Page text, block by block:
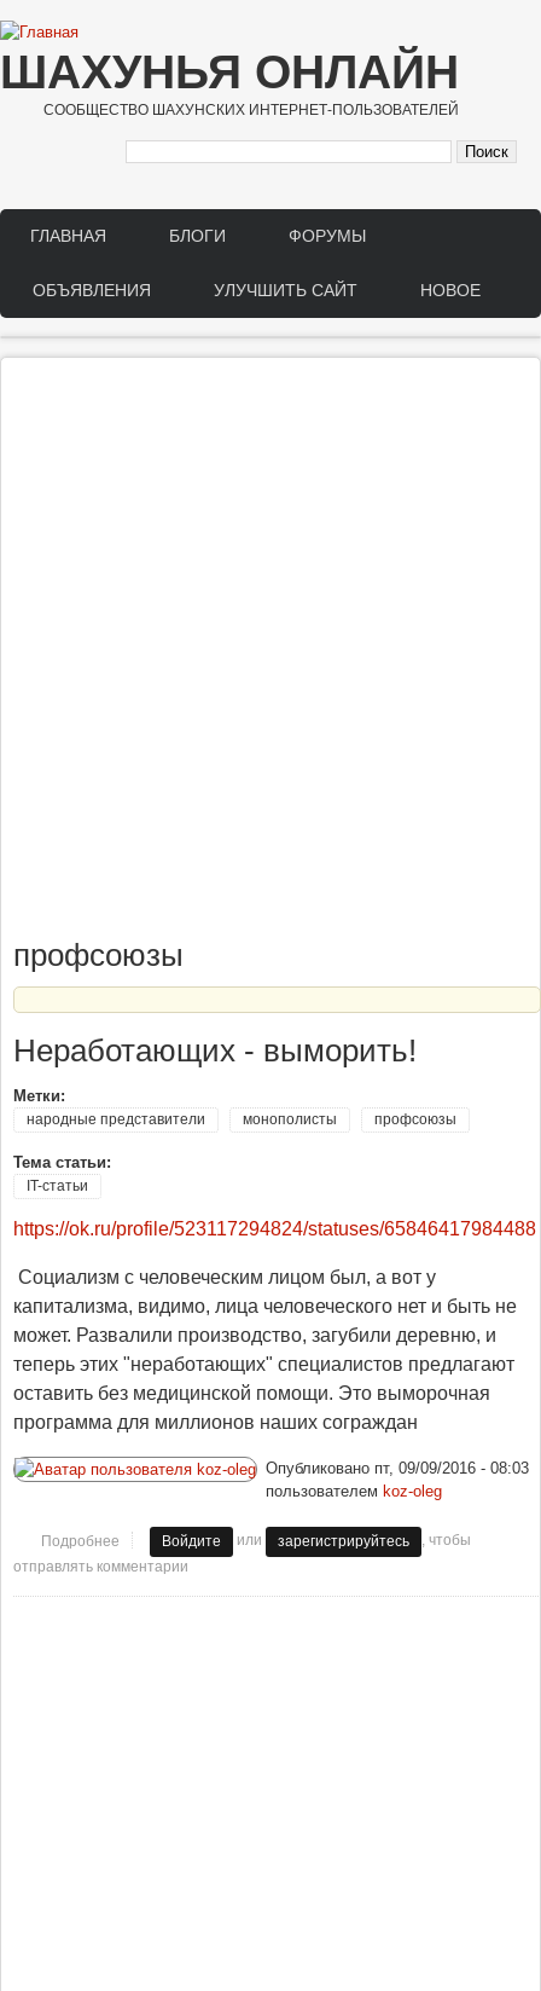
Перейти к основному содержанию
ШАХУНЬЯ ОНЛАЙН
СООБЩЕСТВО ШАХУНСКИХ ИНТЕРНЕТ-ПОЛЬЗОВАТЕЛЕЙ
Main menu
ГЛАВНАЯ БЛОГИ ФОРУМЫ
ОБЪЯВЛЕНИЯ УЛУЧШИТЬ САЙТ НОВОЕ
профсоюзы
Неработающих - выморить!
Метки:
народные представители монополисты профсоюзы
Тема статьи:
IT-статьи
https://ok.ru/profile/523117294824/statuses/65846417984488
Социализм с человеческим лицом был, а вот у
капитализма, видимо, лица человеческого нет и быть не
может. Развалили производство, загубили деревню, и
теперь этих "неработающих" специалистов предлагают
оставить без медицинской помощи. Это выморочная
программа для миллионов наших сограждан
Опубликовано пт, 09/09/2016 - 08:03
пользователем koz-oleg
Подробнее о Неработающих - выморить!
Войдите или зарегистрируйтесь
, чтобы
отправлять комментарии